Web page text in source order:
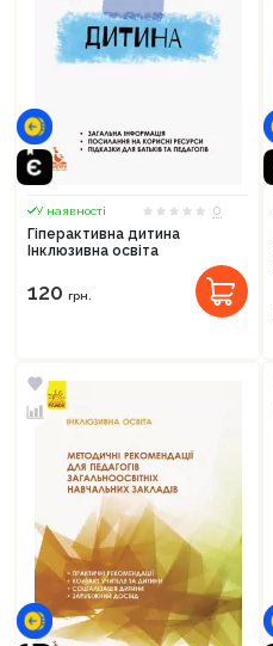
У наявності
0
Гіперактивна дитина
Інклюзивна освіта
120 грн.